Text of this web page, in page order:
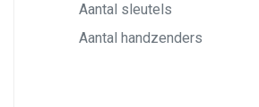
Aantal sleutels
Aantal handzenders